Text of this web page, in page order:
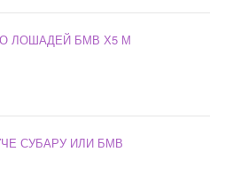
ЛОШАДЕЙ БМВ Х5 М
СУБАРУ ИЛИ БМВ